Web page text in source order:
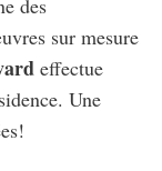
des
sur mesure
effectue
Une